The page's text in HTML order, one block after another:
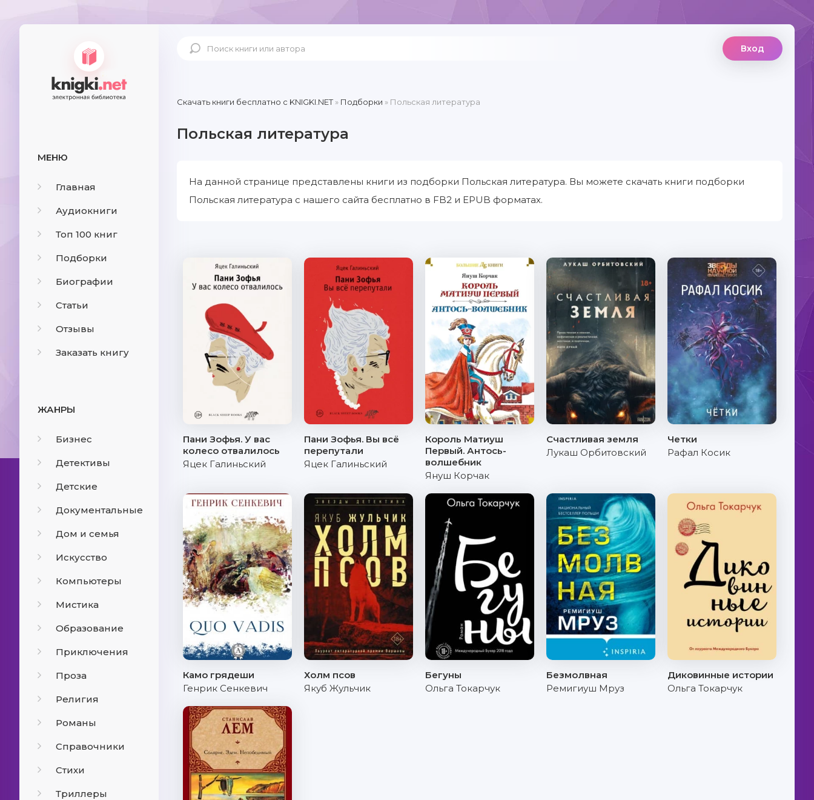
МЕНЮ
Главная
Аудиокниги
Топ 100 книг
Подборки
Биографии
Статьи
Отзывы
Заказать книгу
ЖАНРЫ
Бизнес
Детективы
Детские
Документальные
Дом и семья
Искусство
Компьютеры
Мистика
Образование
Приключения
Проза
Религия
Романы
Справочники
Стихи
Триллеры
Вход
Скачать книги бесплатно c KNIGKI.NET» Подборки » Польская литература
Польская литература
На данной странице представлены книги из подборки Польская литература. Вы можете скачать книги подборки
Польская литература с нашего сайта бесплатно в FB2 и EPUB форматах.
Пани Зофья. У вас
колесо отвалилось
Яцек Галиньский
Пани Зофья. Вы всё
перепутали
Яцек Галиньский
Король Матиуш
Первый. Антось-
волшебник
Януш Корчак
Счастливая земля
Лукаш Орбитовский
Четки
Рафал Косик
Камо грядеши
Генрик Сенкевич
Холм псов
Якуб Жульчик
Бегуны
Ольга Токарчук
Безмолвная
Ремигиуш Мруз
Диковинные истории
Ольга Токарчук